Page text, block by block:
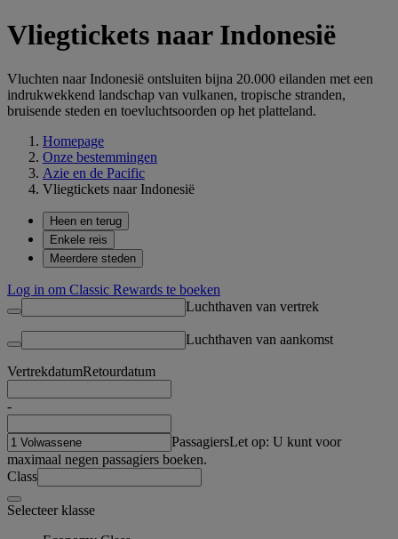
Vliegtickets naar Indonesië
Vluchten naar Indonesië ontsluiten bijna 20.000 eilanden met een
indrukwekkend landschap van vulkanen, tropische stranden,
bruisende steden en toevluchtsoorden op het platteland.
Homepage
Onze bestemmingen
Azie en de Pacific
Vliegtickets naar Indonesië
Heen en terug
Enkele reis
Meerdere steden
Log in om Classic Rewards te boeken
Luchthaven van vertrek
Luchthaven van aankomst
VertrekdatumRetourdatum
-
PassagiersLet op: U kunt voor
maximaal negen passagiers boeken.
Class
Selecteer klasse